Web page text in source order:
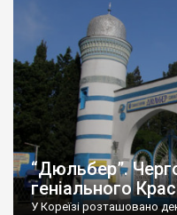
“Дюльбер”.
геніального
У Кореїзі розташовано